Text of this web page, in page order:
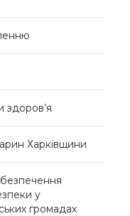
здоров’я
Харківщини
у
громадах